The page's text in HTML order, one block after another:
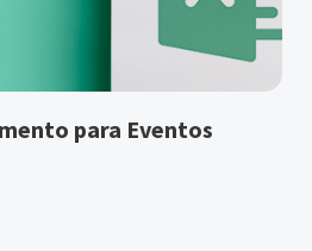
para Eventos